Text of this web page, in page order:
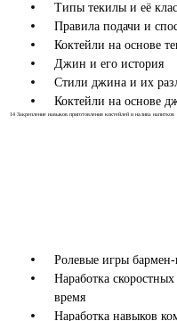
Типы текилы и её
Правила подачи и
Коктейли на основе
Джин и его история
Стили джина и их
Коктейли на основе
14 Закрепление навыков приготовления коктейлей и налива напитков
Ролевые игры бармен-
Наработка
время
Наработка навыков